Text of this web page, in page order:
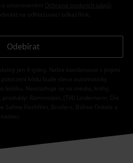
s ustanoveními
Ochrana osobních údajů
na odhlašovací odkaz/link.
Odebírat
jen 4 týdny. Nelze kombinovat s jinými
kódu bude sleva automaticky
košíku. Nevztahuje se na média, knihy,
produkty: Rammstein, (Till) Lindemann, Die
Sahne Fischfilet, Broilers, Böhse Onkelz a